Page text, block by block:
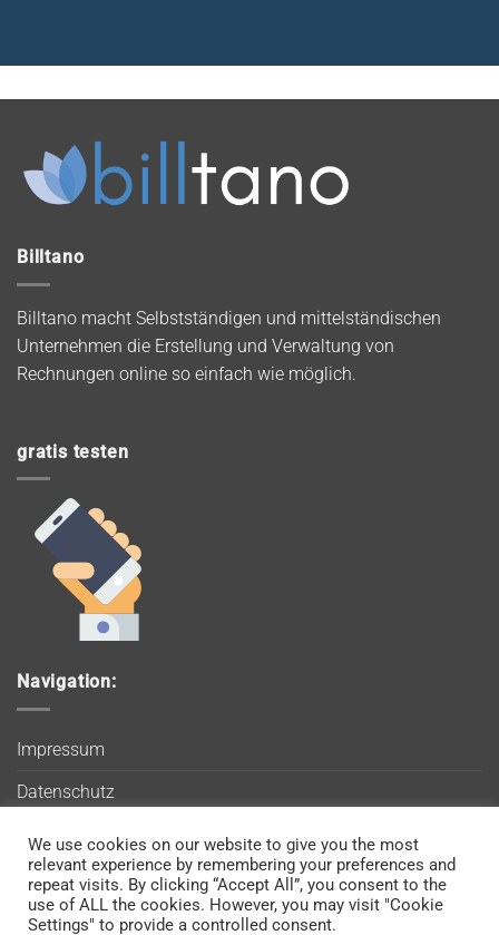
Billtano
Billtano macht Selbstständigen und mittelständischen
Unternehmen die Erstellung und Verwaltung von
Rechnungen online so einfach wie möglich.
gratis testen
Navigation:
Impressum
Datenschutz
AGB
Blog
Kontakt
We use cookies on our website to give you the most
relevant experience by remembering your preferences and
repeat visits. By clicking “Accept All”, you consent to the
use of ALL the cookies. However, you may visit "Cookie
Settings" to provide a controlled consent.
Wir verwenden Cookies, um sicherzustellen, dass Sie auf
unserer Website die bestmögliche Erfahrung machen. Wenn
Sie diese Website weiterhin nutzen, gehen wir davon aus, dass